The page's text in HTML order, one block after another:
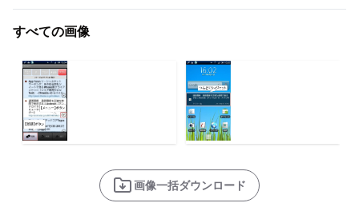
すべての画像
画像一括ダウンロード